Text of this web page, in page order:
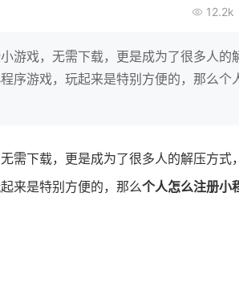
12.2k
游戏，无需下载，更是成为了很多人的
序游戏，玩起来是特别方便的，那么个
需下载，更是成为了很多人的解压方式
来是特别方便的，那么个人怎么注册小
地，撬动2000万生
私域样本打法！新希
靠企业微信实现销售